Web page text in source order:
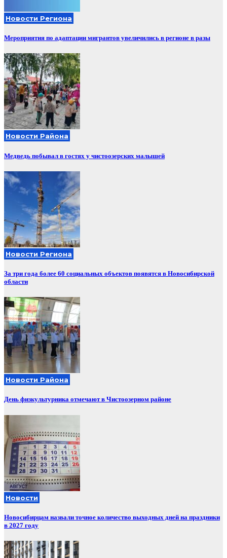
Новости Региона
Мероприятия по адаптации мигрантов увеличились в регионе в разы
Новости Района
Медведь побывал в гостях у чистоозерских малышей
Новости Региона
За три года более 60 социальных объектов появятся в Новосибирской
области
Новости Района
День физкультурника отмечают в Чистоозерном районе
Новости
Новосибирцам назвали точное количество выходных дней на праздники
в 2027 году